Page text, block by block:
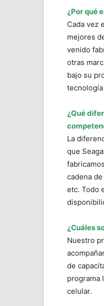
¿Por qué
Cada vez
mejores
venido
otras
bajo su
¿Qué
La
que
cadena
etc. Todo
¿Cuáles
Nuestro
de
programa
celular.